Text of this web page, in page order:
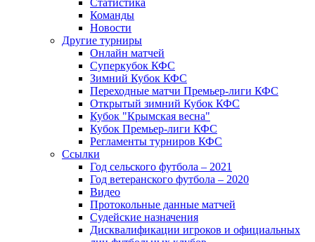
Статистика
Команды
Новости
Другие турниры
Онлайн матчей
Суперкубок КФС
Зимний Кубок КФС
Переходные матчи Премьер-лиги КФС
Открытый зимний Кубок КФС
Кубок "Крымская весна"
Кубок Премьер-лиги КФС
Регламенты турниров КФС
Ссылки
Год сельского футбола – 2021
Год ветеранского футбола – 2020
Видео
Протокольные данные матчей
Судейские назначения
Дисквалификации игроков и официальных